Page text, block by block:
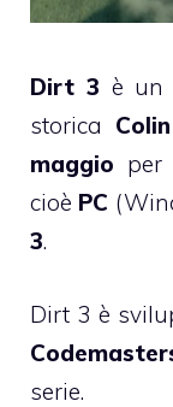
Dirt 3 è un
storica
maggio per
cioè PC
3.
Dirt 3 è
serie.